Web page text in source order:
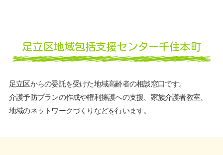
足立区地域包括支援センター千住本町
足立区からの委託を受けた地域高齢者の相談窓口です。
介護予防プランの作成や権利擁護への支援、家族介護者教室、
地域のネットワークづくりなどを行います。